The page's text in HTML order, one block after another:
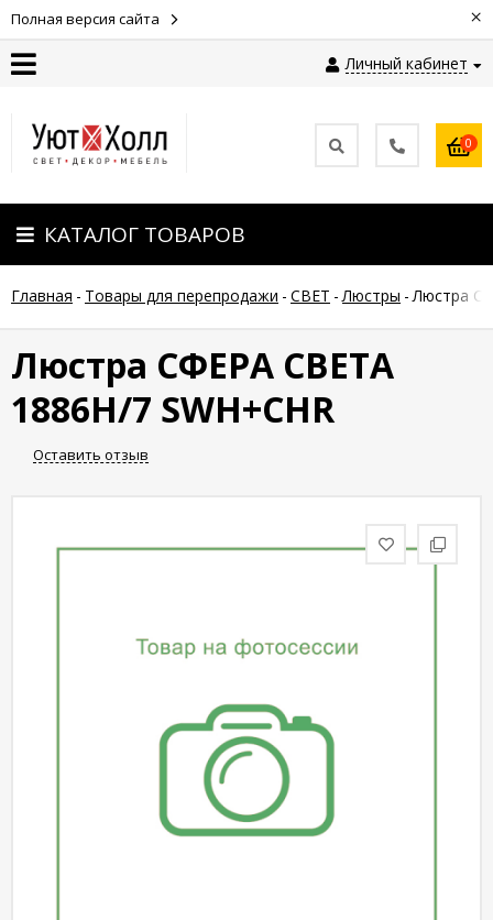
Полная версия сайта ×
Личный кабинет
Оплата
Доставка
Гарантия
возврат
Новости
конфиденциальности
0
КАТАЛОГ ТОВАРОВ
Главная - Товары для перепродажи - СВЕТ - Люстры - Люстра
Люстра СФЕРА СВЕТА
1886H/7 SWH+CHR
Оставить отзыв